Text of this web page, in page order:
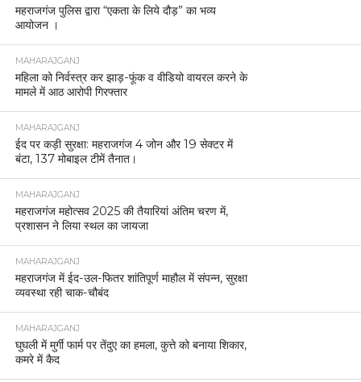
महराजगंज पुलिस द्वारा “एकता के लिये दौड़” का भव्य
आयोजन ।
MAHARAJGANJ
महिला को निर्वस्त्र कर झाड़-फूंक व वीडियो वायरल करने के
मामले में आठ आरोपी गिरफ्तार
MAHARAJGANJ
ईद पर कड़ी सुरक्षा: महराजगंज 4 जोन और 19 सेक्टर में
बंटा, 137 मोबाइल टीमें तैनात।
MAHARAJGANJ
महराजगंज महोत्सव 2025 की तैयारियां अंतिम चरण में,
प्रशासन ने लिया स्थल का जायजा
MAHARAJGANJ
महराजगंज में ईद-उल-फितर शांतिपूर्ण माहौल में संपन्न, सुरक्षा
व्यवस्था रही चाक-चौबंद
MAHARAJGANJ
घुघली में मुर्गी फार्म पर तेंदुए का हमला, कुत्ते को बनाया शिकार,
कमरे में कैद